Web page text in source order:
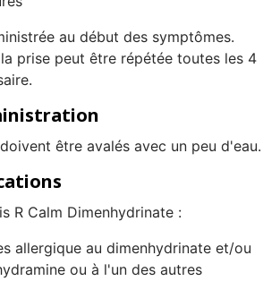
au début des symptômes.
prise peut être répétée toutes les 4
être avalés avec un peu d'eau.
R Calm Dimenhydrinate :
allergique au dimenhydrinate et/ou
ou à l'un des autres